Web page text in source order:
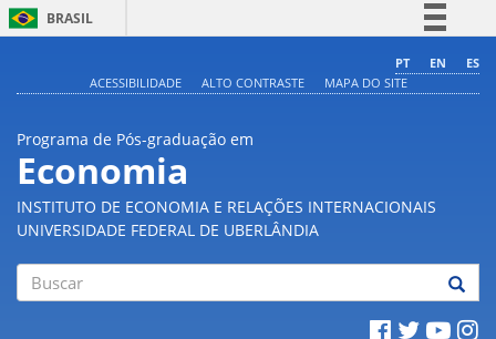
BRASIL
Comunica BR
PT EN
ES
ACESSIBILIDADE
ALTO CONTRASTE MAPA DO SITE
Programa de Pós-graduação em
Economia
INSTITUTO DE ECONOMIA E RELAÇÕES INTERNACIONAIS
UNIVERSIDADE FEDERAL DE UBERLÂNDIA